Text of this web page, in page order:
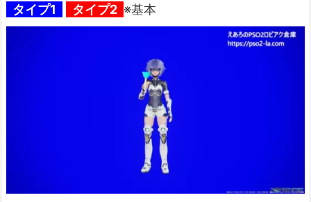
タイプ1 タイプ2 ※基本